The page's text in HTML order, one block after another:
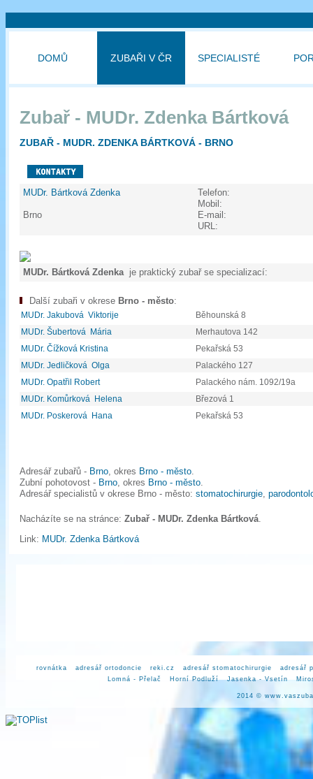
DOMŮ ZUBAŘI V ČR SPECIALISTÉ
Zubař - MUDr. Zdenka Bártková
ZUBAŘ - MUDR. ZDENKA BÁRTKOVÁ - BRNO
MUDr. Bártková Zdenka
Brno
Telefon:
Mobil:
E-mail:
URL:
MUDr. Bártková Zdenka je praktický zubař se specializací:
Další zubaři v okrese Brno - město:
MUDr. Jakubová Viktorije
Běhounská 8
MUDr. Šubertová Mária
Merhautova 142
MUDr. Čížková Kristina
Pekařská 53
MUDr. Jedličková Olga
Palackého 127
MUDr. Opatřil Robert
Palackého nám. 1092/19a
MUDr. Komůrková Helena
Březová 1
MUDr. Poskerová Hana
Pekařská 53
Adresář zubařů - Brno, okres Brno - město.
Zubní pohotovost - Brno, okres Brno - město.
Adresář specialistů v okrese Brno - město: stomatochirurgie,
Nacházíte se na stránce: Zubař - MUDr. Zdenka Bártková.
Link: MUDr. Zdenka Bártková
rovnátka adresář ortodoncie reki.cz adresář stomatochirurgie
adresář
Lomná - Přelač
Horní Podluží Jasenka - Vsetín
2014 ©